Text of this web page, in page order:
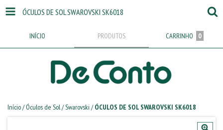
ÓCULOS DE SOL SWAROVSKI SK6018
INÍCIO PRODUTOS CARRINHO 0
Início/ Óculos de Sol/Swarovski / ÓCULOS DE SOL SWAROVSKI SK6018